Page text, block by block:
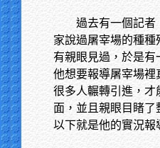
過去有一個記者
家說過屠宰場的種
有親眼見過，於是有
他想要報導屠宰場裡
很多人輾轉引進，才
面，並且親眼目睹了
以下就是他的實況報